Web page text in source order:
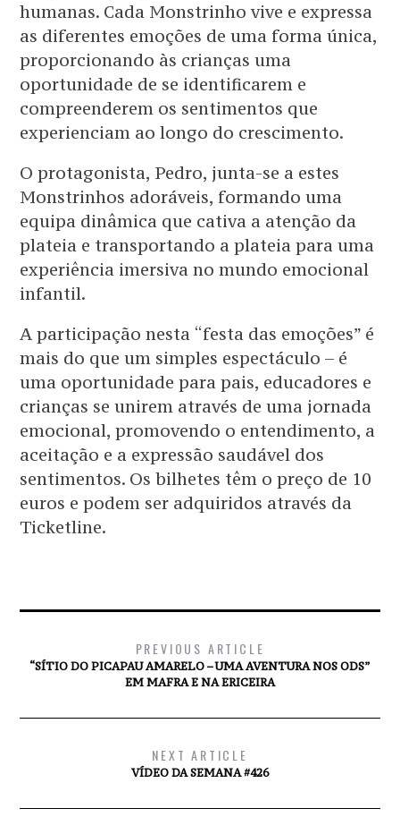
humanas. Cada Monstrinho vive e expressa
as diferentes emoções de uma forma única,
proporcionando às crianças uma
oportunidade de se identificarem e
compreenderem os sentimentos que
experienciam ao longo do crescimento.
O protagonista, Pedro, junta-se a estes
Monstrinhos adoráveis, formando uma
equipa dinâmica que cativa a atenção da
plateia e transportando a plateia para uma
experiência imersiva no mundo emocional
infantil.
A participação nesta “festa das emoções” é
mais do que um simples espectáculo – é
uma oportunidade para pais, educadores e
crianças se unirem através de uma jornada
emocional, promovendo o entendimento, a
aceitação e a expressão saudável dos
sentimentos. Os bilhetes têm o preço de 10
euros e podem ser adquiridos através da
Ticketline.
PREVIOUS ARTICLE
“SÍTIO DO PICAPAU AMARELO – UMA AVENTURA NOS ODS”
EM MAFRA E NA ERICEIRA
NEXT ARTICLE
VÍDEO DA SEMANA #426